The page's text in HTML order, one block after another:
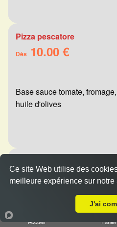
Pizza pescatore
Dès 10.00 €
Base sauce tomate,
huile d'olives
Dès10.00 €
Base sauce tomate,
Accueil Panier
Ce site Web utilise des
meilleure expérience sur notre
J'ai